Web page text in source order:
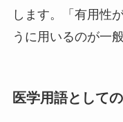
します。「有用性
うに用いるのが一
医学用語として